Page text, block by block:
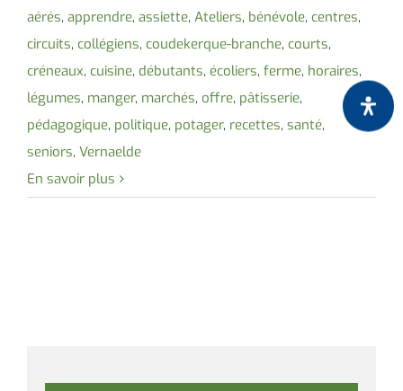
aérés, apprendre, assiette, Ateliers, bénévole, centres,
circuits, collégiens, coudekerque-branche, courts,
créneaux, cuisine, débutants, écoliers, ferme, horaires,
légumes, manger, marchés, offre, pâtisserie,
pédagogique, politique, potager, recettes, santé,
seniors, Vernaelde
En savoir plus